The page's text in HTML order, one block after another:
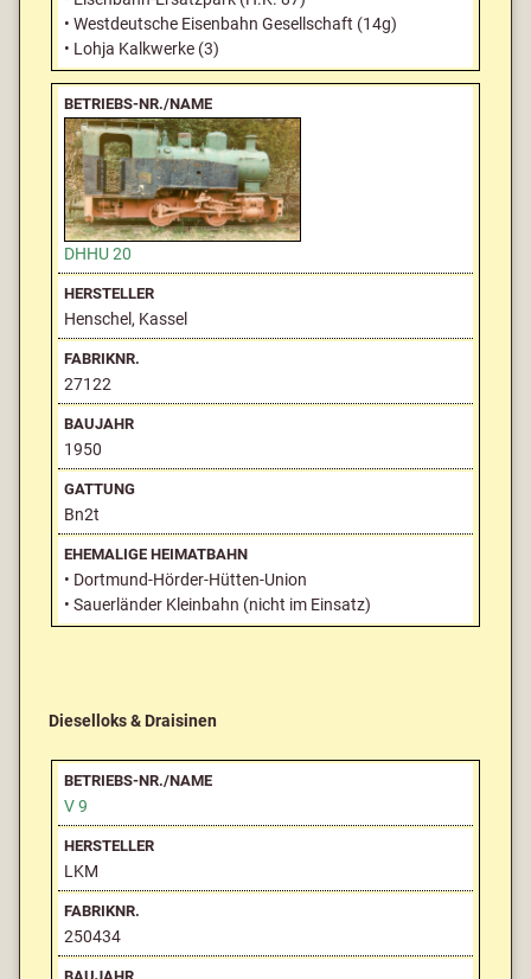
• Westdeutsche Eisenbahn Gesellschaft (14g)
• Lohja Kalkwerke (3)
DHHU 20
Henschel, Kassel
27122
1950
Bn2t
• Dortmund-Hörder-Hütten-Union
• Sauerländer Kleinbahn (nicht im Einsatz)
Dieselloks & Draisinen
V 9
LKM
250434